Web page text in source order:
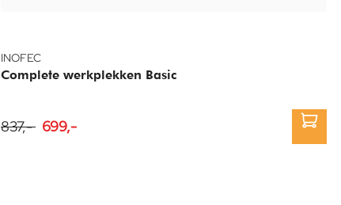
INOFEC
Complete werkplekken Basic
837,- 699,-